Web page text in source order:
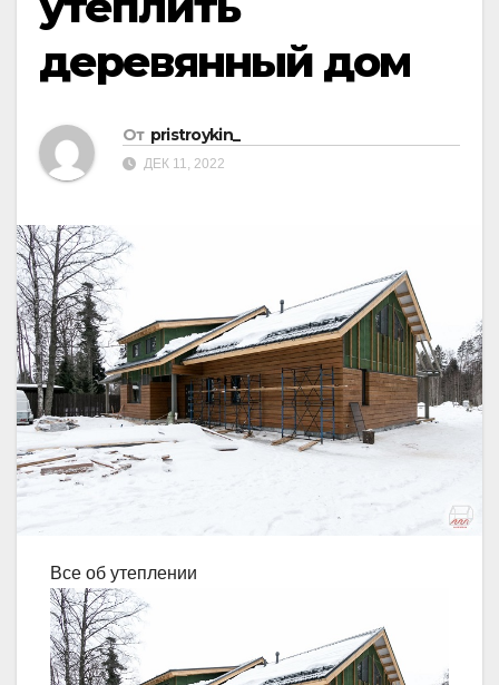
деревянный дом
От pristroykin_
ДЕК 11, 2022
Все об утеплении